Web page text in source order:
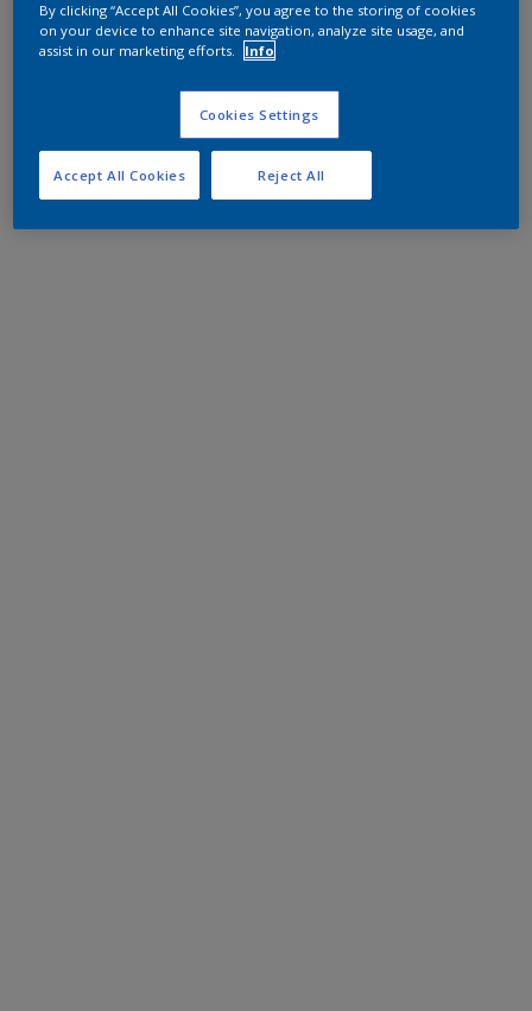
By clicking “Accept All Cookies”, you agree to the storing of cookies
on your device to enhance site navigation, analyze site usage, and
assist in our marketing efforts.
Info
Cookies Settings
Reject All
Accept All Cookies